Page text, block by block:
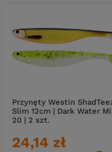
Przynęty Westin
Slim 12cm | Dark Water
20 | 2 szt.
24,14 zł